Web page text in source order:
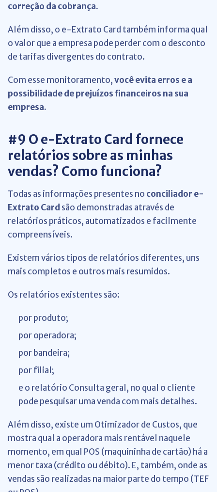
correção da cobrança.
Além disso, o e-Extrato Card também informa qual
o valor que a empresa pode perder com o desconto
de tarifas divergentes do contrato.
Com esse monitoramento,você evita erros e a
possibilidade de prejuízos financeiros na sua
empresa.
#9 O e-Extrato Card fornece
relatórios sobre as minhas
vendas? Como funciona?
Todas as informações presentes no conciliador e-
Extrato Card são demonstradas através de
relatórios práticos, automatizados e facilmente
compreensíveis.
Existem vários tipos de relatórios diferentes, uns
mais completos e outros mais resumidos.
Os relatórios existentes são:
por produto;
por operadora;
por bandeira;
por filial;
e o relatório Consulta geral, no qual o cliente
pode pesquisar uma venda com mais detalhes.
Além disso, existe um Otimizador de Custos, que
mostra qual a operadora mais rentável naquele
momento, em qual POS (maquininha de cartão) há a
menor taxa (crédito ou débito). E, também, onde as
vendas são realizadas na maior parte do tempo (TEF